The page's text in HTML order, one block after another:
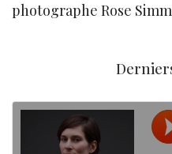
photographe Rose